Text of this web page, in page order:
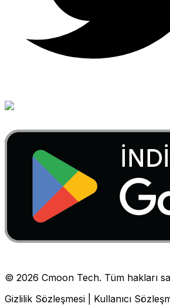
© 2026 Cmoon Tech. Tüm hakları
Gizlilik Sözleşmesi
Kullanıcı